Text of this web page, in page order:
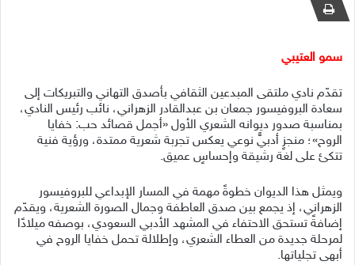
سمو العتيبي
تقدّم نادي ملتقى المبدعين الثقافي بأصدق التهاني والتبريكات إلى
سعادة البروفيسور جمعان بن عبدالقادر الزهراني، نائب رئيس النادي،
بمناسبة صدور ديوانه الشعري الأول «أجمل قصائد حب: خفايا
الروح»؛ منجزٍ أدبيٍّ نوعي يعكس تجربة شعرية ممتدة، ورؤية فنية
تتكئ على لغة رشيقة وإحساسٍ عميق.
ويمثل هذا الديوان خطوةً مهمة في المسار الإبداعي للبروفيسور
الزهراني، إذ يجمع بين صدق العاطفة وجمال الصورة الشعرية، ويقدّم
إضافةً تستحق الاحتفاء في المشهد الأدبي السعودي، بوصفه ميلادًا
لمرحلة جديدة من العطاء الشعري، وإطلالة تحمل خفايا الروح في
أبهى تجلياتها.